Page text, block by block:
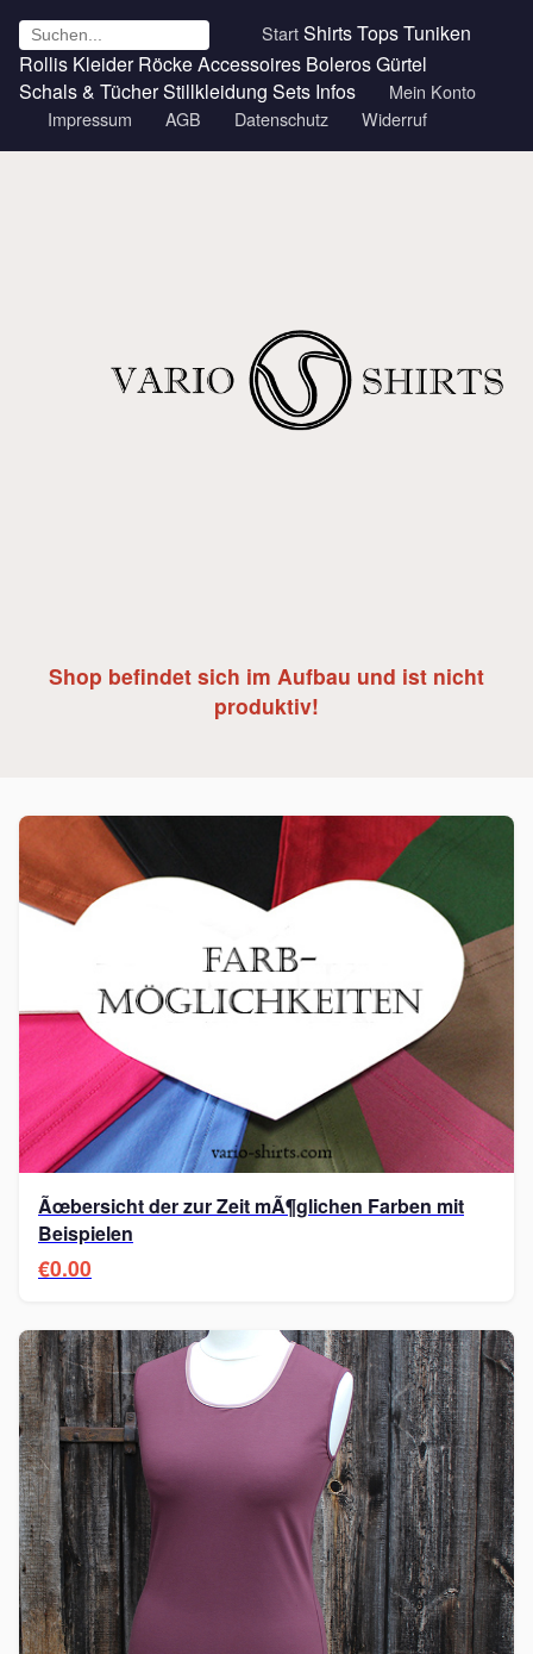
StartShirtsTopsTuniken
Rollis Kleider RöckeAccessoires BolerosGürtel
Schals & TücherStillkleidung Sets Infos
Mein Konto
Impressum
AGB Datenschutz Widerruf
Shop befindet sich im Aufbau und ist nicht
produktiv!
Ãœbersicht der zur Zeit mÃ¶glichen Farben mit
Beispielen
€0.00